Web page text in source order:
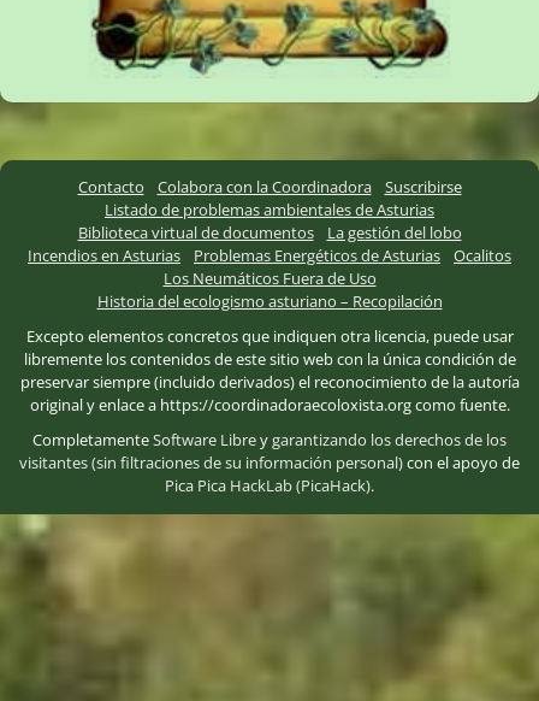
Contacto Colabora con la Coordinadora
Suscribirse
Listado de problemas ambientales de Asturias
Biblioteca virtual de documentos
La gestión del lobo
Incendios en Asturias
Problemas Energéticos de Asturias
Ocalitos
Los Neumáticos Fuera de Uso
Historia del ecologismo asturiano – Recopilación
Excepto elementos concretos que indiquen otra licencia, puede usar
libremente los contenidos de este sitio web con la única condición de
preservar siempre (incluido derivados) el reconocimiento de la autoría
original y enlace a https://coordinadoraecoloxista.org como fuente.
CompletamenteSoftware Libreygarantizando los derechos de los
visitantes (sin filtraciones de su información personal)con el apoyo de
Pica Pica HackLab (PicaHack).